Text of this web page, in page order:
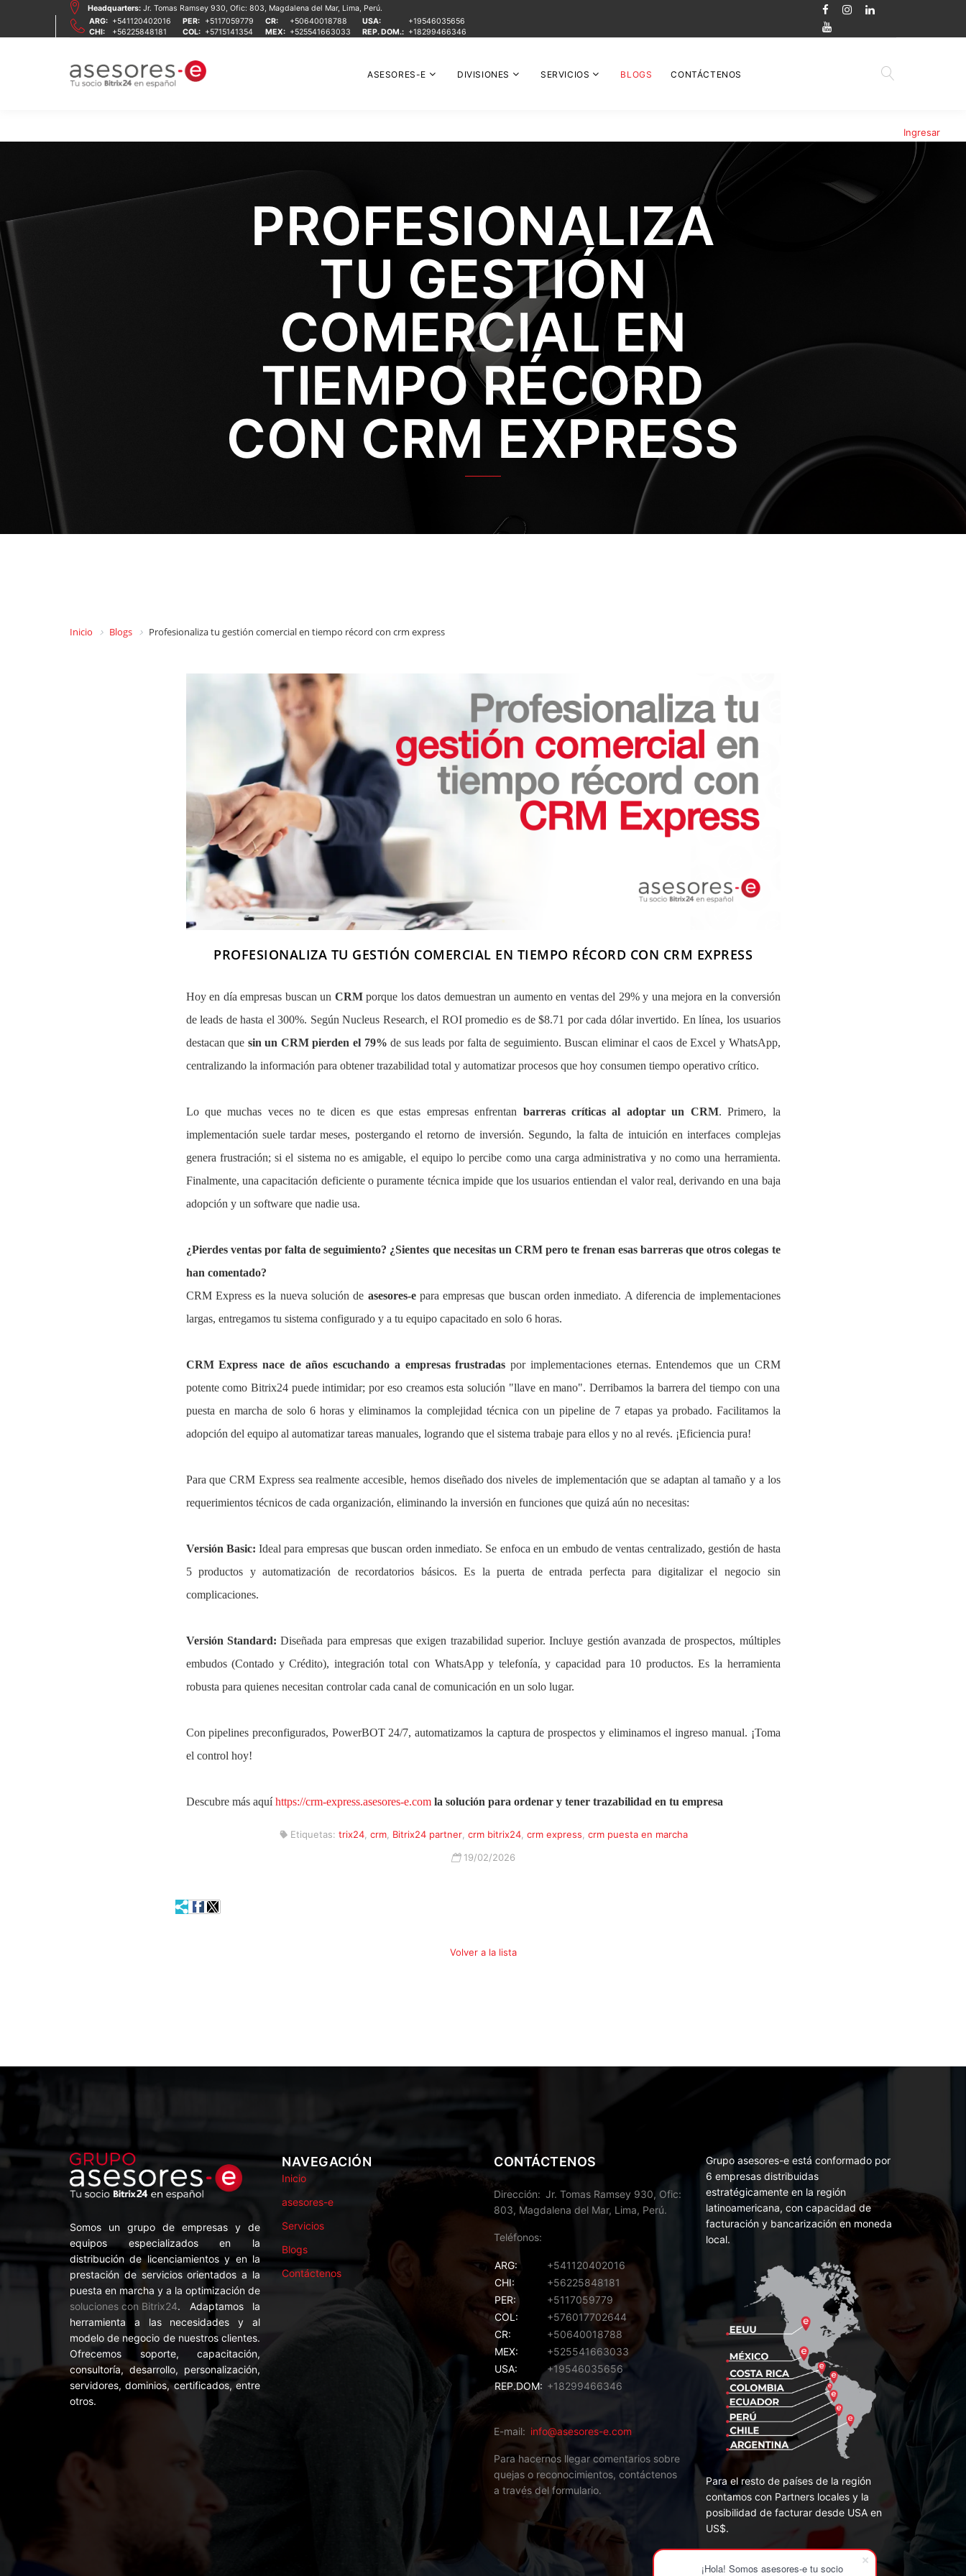
¡Hola! Somos asesores-e tu socio
Headquarters: Jr. Tomas Ramsey 930, Ofic: 803, Magdalena del Mar, Lima, Perú.
ARG: +541120402016 PER: +5117059779 CR: +50640018788 USA:
+19546035656
CHI:
+56225848181 COL: +5715141354 MEX: +525541663033 REP. DOM.: +18299466346
ASESORES-E DIVISIONES SERVICIOS BLOGS CONTÁCTENOS
Ingresar
PROFESIONALIZA
TU GESTIÓN
COMERCIAL EN
TIEMPO RÉCORD
CON CRM EXPRESS
Inicio Blogs Profesionaliza tu gestión comercial en tiempo récord con crm express
PROFESIONALIZA TU GESTIÓN COMERCIAL EN TIEMPO RÉCORD CON CRM EXPRESS
Hoy en día empresas buscan un CRMporque los datos demuestran un aumento en ventas del 29% y una mejora en la conversión
de leads de hasta el 300%. Según Nucleus Research, el ROI promedio es de $8.71 por cada dólar invertido. En línea, los usuarios
destacan que sin un CRM pierden el 79% de sus leads por falta de seguimiento. Buscan eliminar el caos de Excel y WhatsApp,
centralizando la información para obtener trazabilidad total y automatizar procesos que hoy consumen tiempo operativo crítico.
Lo que muchas veces no te dicen es que estas empresas enfrentan barreras críticas al adoptar un CRM. Primero, la
implementación suele tardar meses, postergando el retorno de inversión. Segundo, la falta de intuición en interfaces complejas
genera frustración; si el sistema no es amigable, el equipo lo percibe como una carga administrativa y no como una herramienta.
Finalmente, una capacitación deficiente o puramente técnica impide que los usuarios entiendan el valor real, derivando en una baja
adopción y un software que nadie usa.
¿Pierdes ventas por falta de seguimiento? ¿Sientes que necesitas un CRM pero te frenan esas barreras que otros colegas te
han comentado?
CRM Express es la nueva solución de asesores-epara empresas que buscan orden inmediato. A diferencia de implementaciones
largas, entregamos tu sistema configurado y a tu equipo capacitado en solo 6 horas.
CRM Express nace de años escuchando a empresas frustradas por implementaciones eternas. Entendemos que un CRM
potente como Bitrix24 puede intimidar; por eso creamos esta solución "llave en mano". Derribamos la barrera del tiempo con una
puesta en marcha de solo 6 horas y eliminamos la complejidad técnica con un pipeline de 7 etapas ya probado. Facilitamos la
adopción del equipo al automatizar tareas manuales, logrando que el sistema trabaje para ellos y no al revés. ¡Eficiencia pura!
Para que CRM Express sea realmente accesible, hemos diseñado dos niveles de implementación que se adaptan al tamaño y a los
requerimientos técnicos de cada organización, eliminando la inversión en funciones que quizá aún no necesitas:
Versión Basic: Ideal para empresas que buscan orden inmediato. Se enfoca en un embudo de ventas centralizado, gestión de hasta
5 productos y automatización de recordatorios básicos. Es la puerta de entrada perfecta para digitalizar el negocio sin
complicaciones.
Versión Standard: Diseñada para empresas que exigen trazabilidad superior. Incluye gestión avanzada de prospectos, múltiples
embudos (Contado y Crédito), integración total con WhatsApp y telefonía, y capacidad para 10 productos. Es la herramienta
robusta para quienes necesitan controlar cada canal de comunicación en un solo lugar.
Con pipelines preconfigurados, PowerBOT 24/7, automatizamos la captura de prospectos y eliminamos el ingreso manual. ¡Toma
el control hoy!
Descubre más aquíhttps://crm-express.asesores-e.com la solución para ordenar y tener trazabilidad en tu empresa
Etiquetas: trix24, crm, Bitrix24 partner, crm bitrix24, crm express, crm puesta en marcha
19/02/2026
Volver a la lista
Somos un grupo de empresas y de
equipos especializados en la
distribución de licenciamientos y en la
prestación de servicios orientados a la
puesta en marcha y a la optimización de
soluciones con Bitrix24. Adaptamos la
herramienta a las necesidades y al
modelo de negocio de nuestros clientes.
Ofrecemos soporte, capacitación,
consultoría, desarrollo, personalización,
servidores, dominios, certificados, entre
otros.
NAVEGACIÓN
Inicio
asesores-e
Servicios
Blogs
Contáctenos
CONTÁCTENOS
Dirección
Jr. Tomas Ramsey 930, Ofic:
803, Magdalena del Mar, Lima, Perú.
Teléfonos
ARG:
+541120402016
CHI:
+56225848181
PER:
+5117059779
COL:
+576017702644
CR:
+50640018788
MEX:
+525541663033
USA:
+19546035656
REP.DOM: +18299466346
E-mail info@asesores-e.com
Para hacernos llegar comentarios sobre
quejas o reconocimientos, contáctenos
a través del formulario.
Grupo asesores-e está conformado por
6 empresas distribuidas
estratégicamente en la región
latinoamericana, con capacidad de
facturación y bancarización en moneda
local.
Para el resto de países de la región
contamos con Partners locales y la
posibilidad de facturar desde USA en
US$.